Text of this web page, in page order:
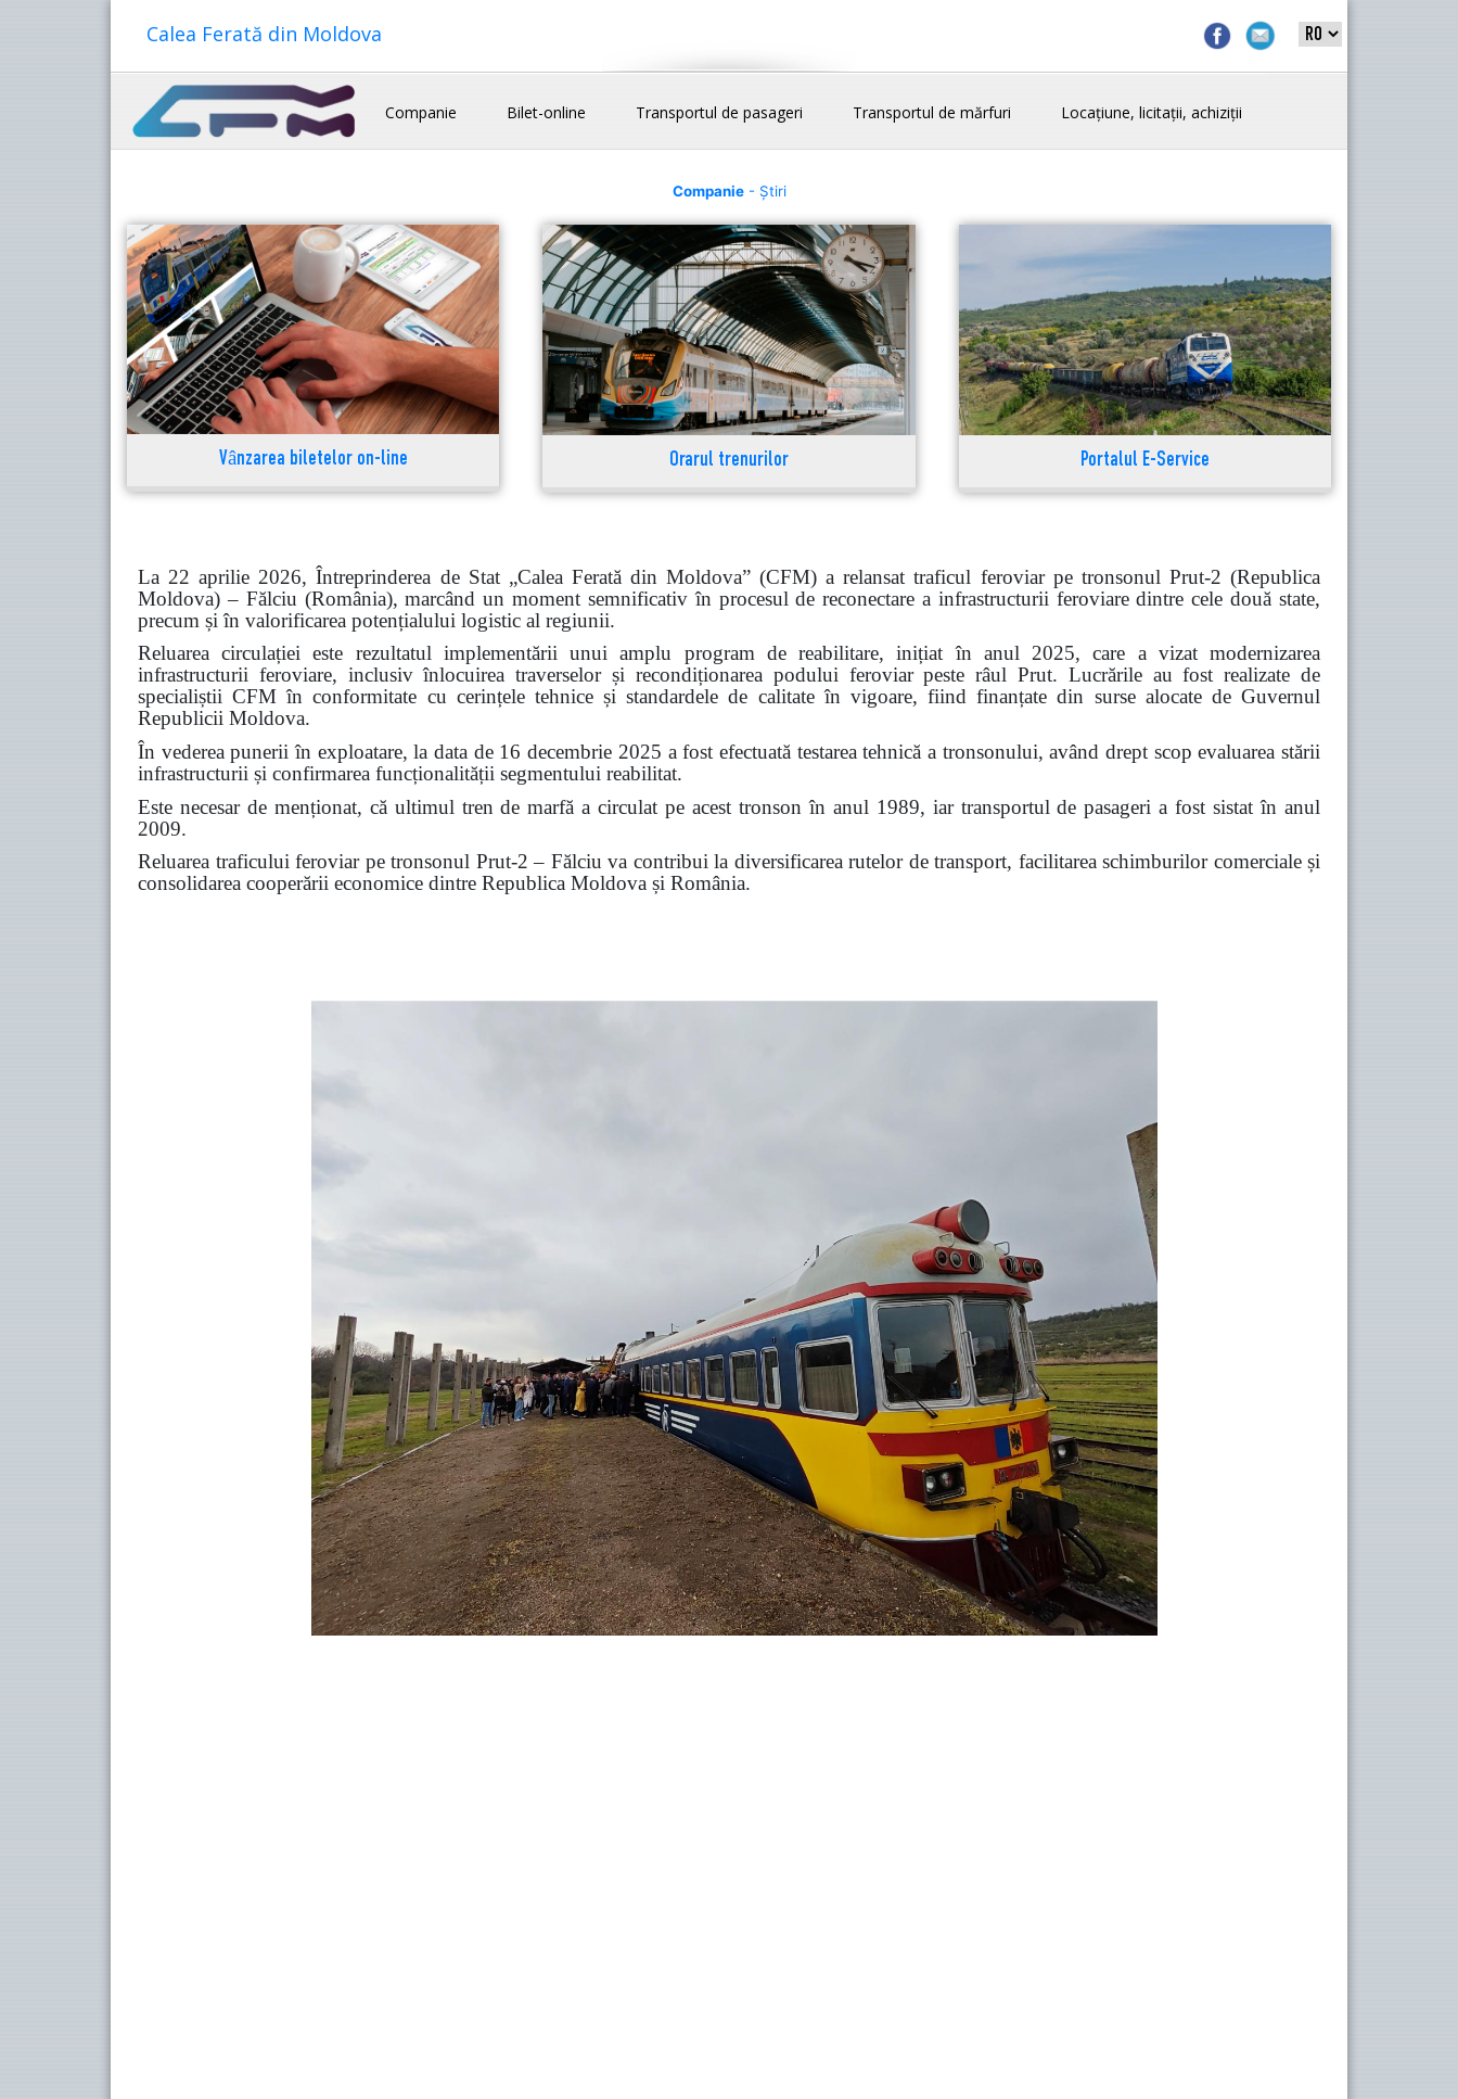
Calea Ferată din Moldova
Companie Bilet-online Transportul de pasageri Transportul de mărfuri Locațiune, licitații, achiziții
Companie- Știri
Vânzarea biletelor on-line Orarul trenurilor Portalul E-Service
La 22 aprilie 2026, Întreprinderea de Stat „Calea Ferată din Moldova” (CFM) a relansat traficul feroviar pe tronsonul Prut-2 (Republica
Moldova) – Fălciu (România), marcând un moment semnificativ în procesul de reconectare a infrastructurii feroviare dintre cele două state,
precum și în valorificarea potențialului logistic al regiunii.
Reluarea circulației este rezultatul implementării unui amplu program de reabilitare, inițiat în anul 2025, care a vizat modernizarea
infrastructurii feroviare, inclusiv înlocuirea traverselor și recondiționarea podului feroviar peste râul Prut. Lucrările au fost realizate de
specialiștii CFM în conformitate cu cerințele tehnice și standardele de calitate în vigoare, fiind finanțate din surse alocate de Guvernul
Republicii Moldova.
În vederea punerii în exploatare, la data de 16 decembrie 2025 a fost efectuată testarea tehnică a tronsonului, având drept scop evaluarea stării
infrastructurii și confirmarea funcționalității segmentului reabilitat.
Este necesar de menționat, că ultimul tren de marfă a circulat pe acest tronson în anul 1989, iar transportul de pasageri a fost sistat în anul
2009.
Reluarea traficului feroviar pe tronsonul Prut-2 – Fălciu va contribui la diversificarea rutelor de transport, facilitarea schimburilor comerciale și
consolidarea cooperării economice dintre Republica Moldova și România.